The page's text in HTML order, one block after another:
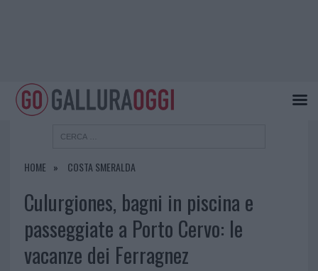
HOME COSTA SMERALDA
Culurgiones, bagni in piscina e
passeggiate a Porto Cervo: le
vacanze dei Ferragnez